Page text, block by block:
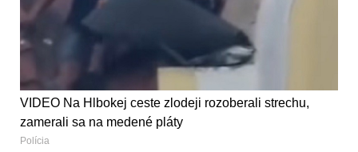
VIDEO Na Hlbokej ceste zlodeji rozoberali strechu,
zamerali sa na medené pláty
Polícia